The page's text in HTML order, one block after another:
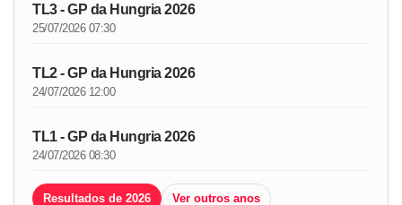
TL3 - GP da Hungria 2026
25/07/2026 07:30
TL2 - GP da Hungria 2026
24/07/2026 12:00
TL1 - GP da Hungria 2026
24/07/2026 08:30
Resultados de 2026 Ver outros anos